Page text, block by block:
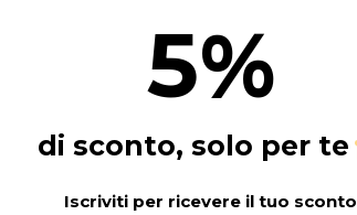
5%
di sconto, solo per te
Iscriviti per ricevere il tuo sconto